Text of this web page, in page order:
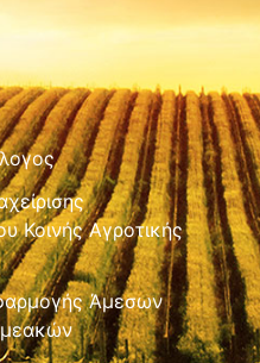
Κοινής Αγροτικής
Άμεσων